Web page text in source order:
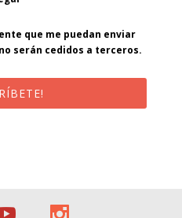
que me puedan enviar
serán cedidos a terceros.